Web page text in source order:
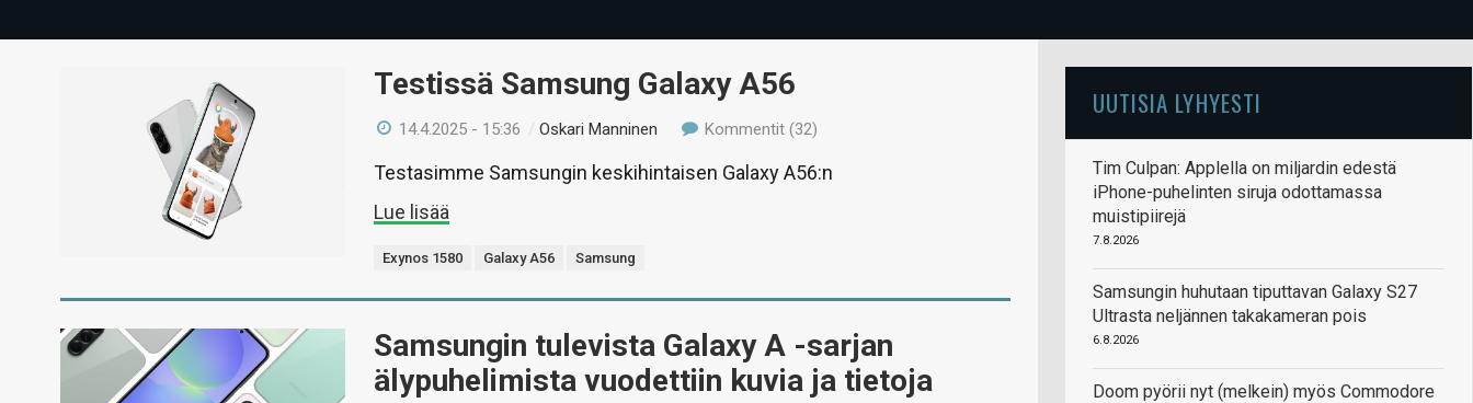
Testissä Samsung Galaxy A56
14.4.2025 - 15:36 /Oskari Manninen Kommentit (32)
Testasimme Samsungin keskihintaisen Galaxy A56:n
Lue lisää
Exynos 1580 Galaxy A56 Samsung
Samsungin tulevista Galaxy A -sarjan
älypuhelimista vuodettiin kuvia ja tietoja
UUTISIA LYHYESTI
Tim Culpan: Applella on miljardin edestä
iPhone-puhelinten siruja odottamassa
muistipiirejä
7.8.2026
Samsungin huhutaan tiputtavan Galaxy S27
Ultrasta neljännen takakameran pois
6.8.2026
Doom pyörii nyt (melkein) myös Commodore